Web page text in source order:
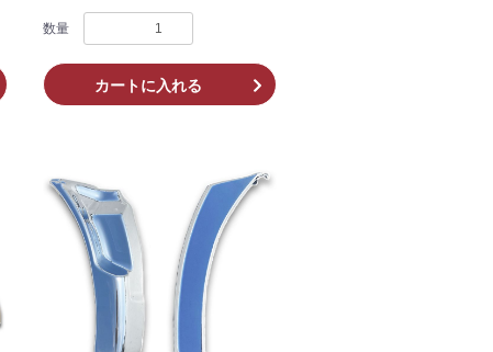
数量
カートに入れる